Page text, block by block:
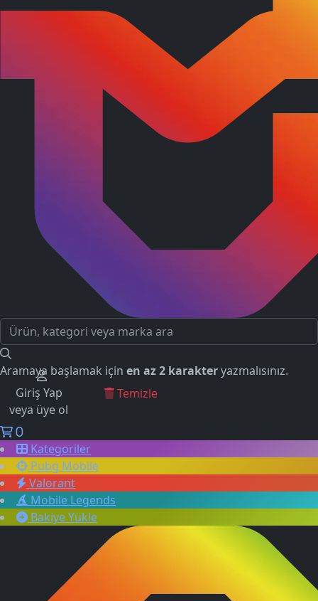
Aramaya başlamak için en az 2 karakteryazmalısınız.
GEÇMİŞ ARAMALAR
Temizle
Giriş Yap
veya üye ol
0
Kategoriler
Pubg Mobile
Valorant
Mobile Legends
Bakiye Yükle